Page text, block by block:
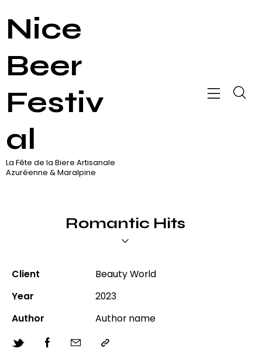
Nice
Beer
Festiv
al
La Fête de la Biere Artisanale
Azuréenne & Maralpine
Romantic Hits
Client
Beauty World
Year
2023
Author
Author name